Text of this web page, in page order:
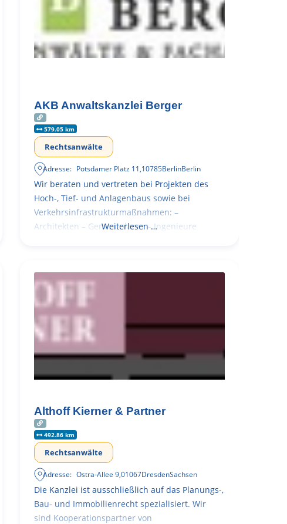
AKB Anwaltskanzlei Berger
579.05 km
Rechtsanwälte
Adresse: Potsdamer Platz 11,10785BerlinBerlin
Wir beraten und vertreten bei Projekten des
Hoch-, Tief- und Anlagenbaus sowie bei
Verkehrsinfrastrukturmaßnahmen: –
Architekten – Generalplaner – Ingenieure
Weiterlesen …
Althoff Kierner & Partner
492.86 km
Rechtsanwälte
Adresse: Ostra-Allee 9,01067DresdenSachsen
Die Kanzlei ist ausschließlich auf das Planungs-,
Bau- und Immobilienrecht spezialisiert. Wir
sind Kooperationspartner von